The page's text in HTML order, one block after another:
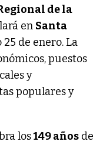
de la
en Santa
de enero. La
puestos
y
populares y
los149 años de